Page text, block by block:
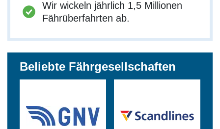
Wir wickeln jährlich 1,5 Millionen
Fährüberfahrten ab.
Beliebte Fährgesellschaften